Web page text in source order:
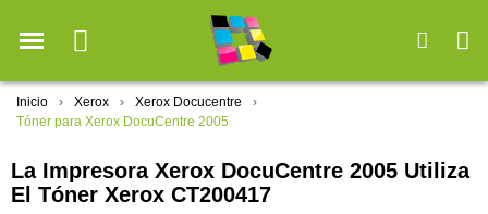
Inicio Xerox
Xerox Docucentre
Tóner para Xerox DocuCentre 2005
La Impresora Xerox DocuCentre 2005 Utiliza
El Tóner Xerox CT200417